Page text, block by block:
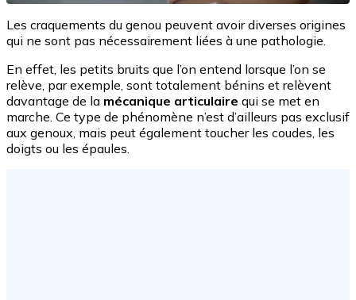
Les craquements du genou peuvent avoir diverses origines
qui ne sont pas nécessairement liées à une pathologie.
En effet, les petits bruits que l’on entend lorsque l’on se
relève, par exemple, sont totalement bénins et relèvent
davantage de la mécanique articulaire qui se met en
marche. Ce type de phénomène n’est d’ailleurs pas exclusif
aux genoux, mais peut également toucher les coudes, les
doigts ou les épaules.